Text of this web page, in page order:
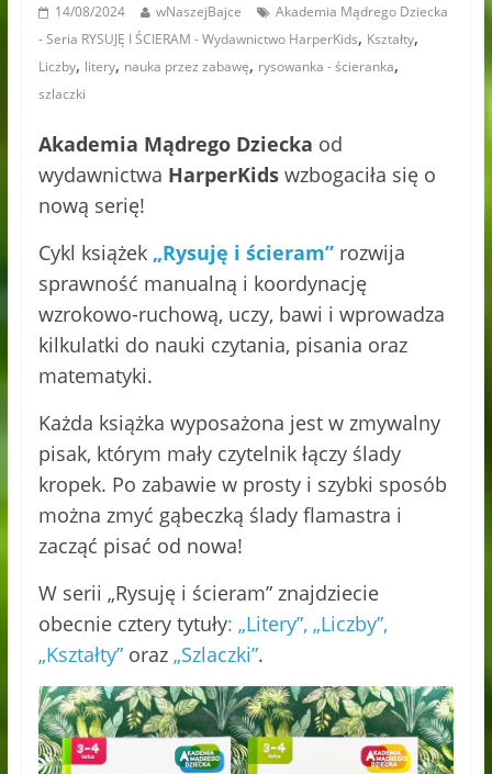
14/08/2024 wNaszejBajce
Akademia Mądrego Dziecka
- Seria RYSUJĘ I ŚCIERAM - Wydawnictwo HarperKids, Kształty,
Liczby, litery, nauka przez zabawę, rysowanka - ścieranka,
szlaczki
Akademia Mądrego Dziecka od
wydawnictwa HarperKids wzbogaciła się o
nową serię!
Cykl książek „Rysuję i ścieram”rozwija
sprawność manualną i koordynację
wzrokowo-ruchową, uczy, bawi i wprowadza
kilkulatki do nauki czytania, pisania oraz
matematyki.
Każda książka wyposażona jest w zmywalny
pisak, którym mały czytelnik łączy ślady
kropek. Po zabawie w prosty i szybki sposób
można zmyć gąbeczką ślady flamastra i
zacząć pisać od nowa!
W serii „Rysuję i ścieram” znajdziecie
obecnie cztery tytuły: „Litery”, „Liczby”,
„Kształty” oraz „Szlaczki”.